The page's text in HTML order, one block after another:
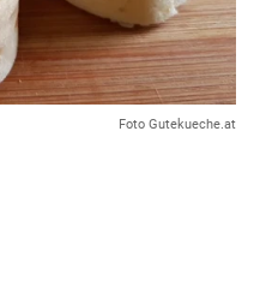
Foto Gutekueche.at